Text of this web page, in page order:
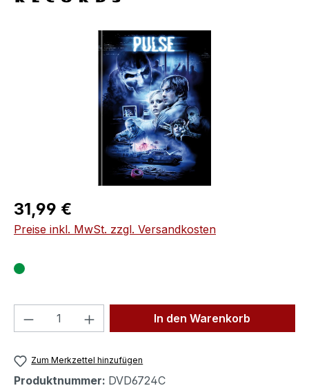
Bildergalerie überspringen
Regulärer Preis:
31,99 €
Preise inkl. MwSt. zzgl. Versandkosten
Produkt Anzahl: Gib denIn den Warenkorb
Zum Merkzettel hinzufügen
Produktnummer: DVD6724C